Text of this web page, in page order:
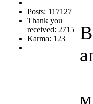
Posts: 117127
Thank you
received: 2715
Karma: 123